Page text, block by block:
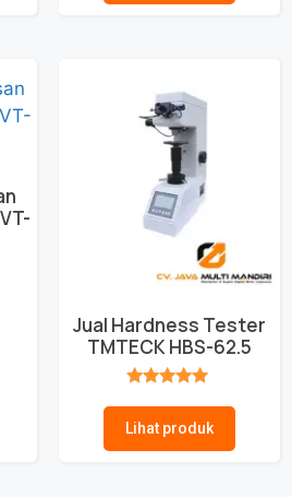
Jual Hardness Tester
TMTECK HBS-62.5
Lihat produk